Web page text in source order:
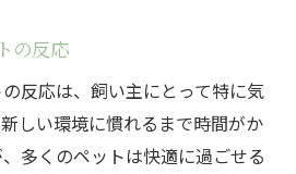
の反応
反応は、飼い主にとって特に気
しい環境に慣れるまで時間がか
多くのペットは快適に過ごせる